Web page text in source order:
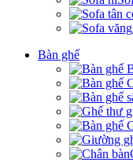
Bàn ghế